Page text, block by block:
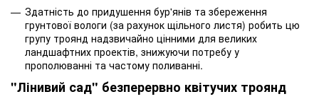
Здатність до придушення бур'янів та збереження
грунтової вологи (за рахунок щільного листя) робить цю
групу троянд надзвичайно цінними для великих
ландшафтних проектів, знижуючи потребу у
прополюванні та частому поливанні.
"Лінивий сад" безперервно квітучих троянд